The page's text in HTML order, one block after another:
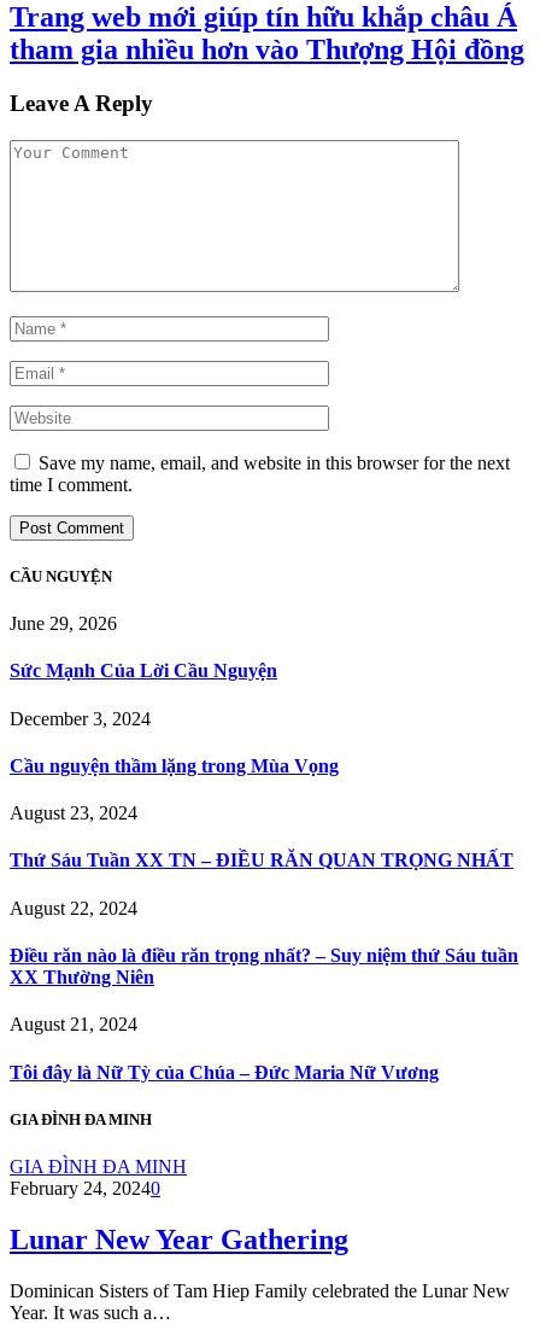
Trang web mới giúp tín hữu khắp châu Á
tham gia nhiều hơn vào Thượng Hội đồng
Leave A Reply
Save my name, email, and website in this browser for the next
time I comment.
CẦU NGUYỆN
June 29, 2026
Sức Mạnh Của Lời Cầu Nguyện
December 3, 2024
Cầu nguyện thầm lặng trong Mùa Vọng
August 23, 2024
Thứ Sáu Tuần XX TN – ĐIỀU RĂN QUAN TRỌNG NHẤT
August 22, 2024
Điều răn nào là điều răn trọng nhất? – Suy niệm thứ Sáu tuần
XX Thường Niên
August 21, 2024
Tôi đây là Nữ Tỳ của Chúa – Đức Maria Nữ Vương
GIA ĐÌNH ĐA MINH
GIA ĐÌNH ĐA MINH
February 24, 20240
Lunar New Year Gathering
Dominican Sisters of Tam Hiep Family celebrated the Lunar New
Year. It was such a…